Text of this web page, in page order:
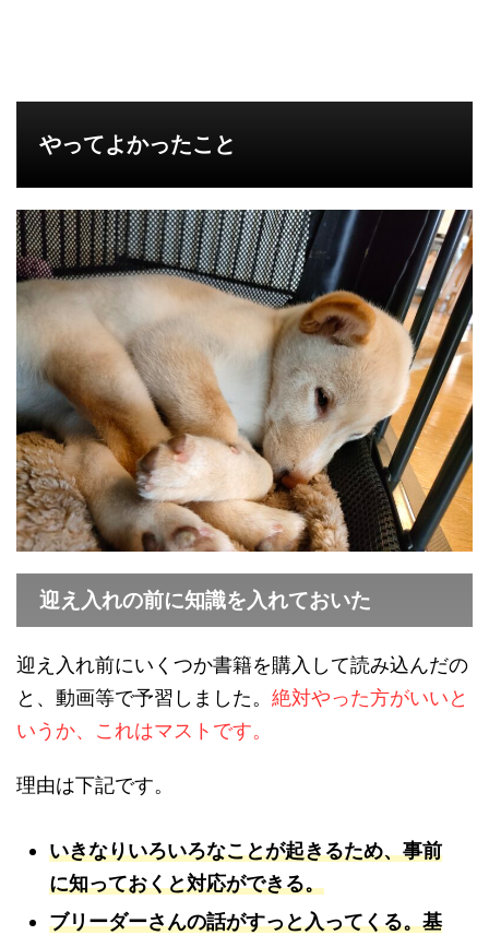
やってよかったこと
迎え入れの前に知識を入れておいた
迎え入れ前にいくつか書籍を購入して読み込んだの
と、動画等で予習しました。 絶対やった方がいいと
いうか、これはマストです。
理由は下記です。
いきなりいろいろなことが起きるため、事前
に知っておくと対応ができる。
ブリーダーさんの話がすっと入ってくる。基